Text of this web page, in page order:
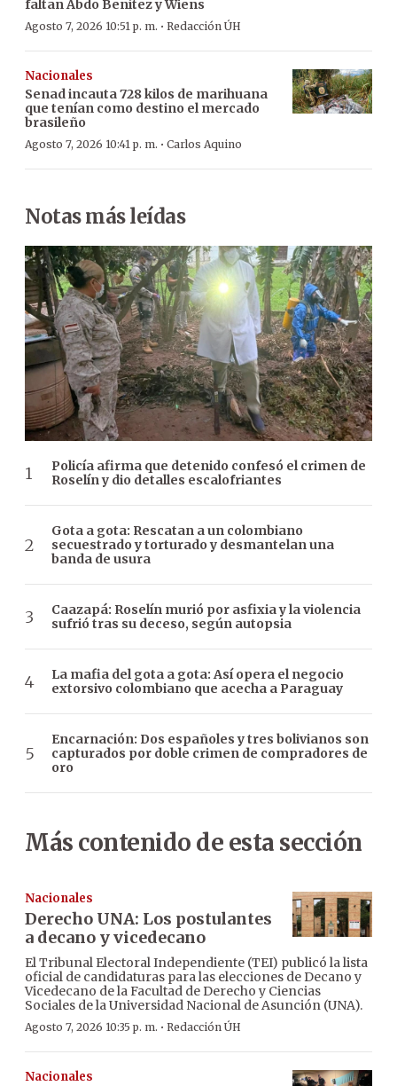
faltan Abdo Benítez y Wiens
Agosto 7, 2026 10:51 p. m. · Redacción ÚH
Nacionales
Senad incauta 728 kilos de marihuana
que tenían como destino el mercado
brasileño
Agosto 7, 2026 10:41 p. m. · Carlos Aquino
Notas más leídas
Policía afirma que detenido confesó el crimen de
Roselín y dio detalles escalofriantes
Gota a gota: Rescatan a un colombiano
secuestrado y torturado y desmantelan una
banda de usura
Caazapá: Roselín murió por asfixia y la violencia
sufrió tras su deceso, según autopsia
La mafia del gota a gota: Así opera el negocio
extorsivo colombiano que acecha a Paraguay
Encarnación: Dos españoles y tres bolivianos son
capturados por doble crimen de compradores de
oro
Más contenido de esta sección
Nacionales
Derecho UNA: Los postulantes
a decano y vicedecano
El Tribunal Electoral Independiente (TEI) publicó la lista
oficial de candidaturas para las elecciones de Decano y
Vicedecano de la Facultad de Derecho y Ciencias
Sociales de la Universidad Nacional de Asunción (UNA).
Agosto 7, 2026 10:35 p. m. · Redacción ÚH
Nacionales